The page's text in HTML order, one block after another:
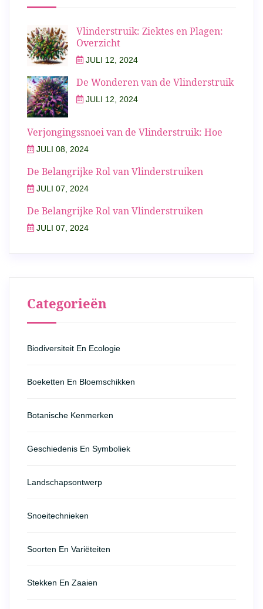
Vlinderstruik: Ziektes en Plagen:
Overzicht
JULI 12, 2024
De Wonderen van de Vlinderstruik
JULI 12, 2024
Verjongingssnoei van de Vlinderstruik: Hoe
JULI 08, 2024
De Belangrijke Rol van Vlinderstruiken
JULI 07, 2024
De Belangrijke Rol van Vlinderstruiken
JULI 07, 2024
Categorieën
Biodiversiteit En Ecologie
Boeketten En Bloemschikken
Botanische Kenmerken
Geschiedenis En Symboliek
Landschapsontwerp
Snoeitechnieken
Soorten En Variëteiten
Stekken En Zaaien